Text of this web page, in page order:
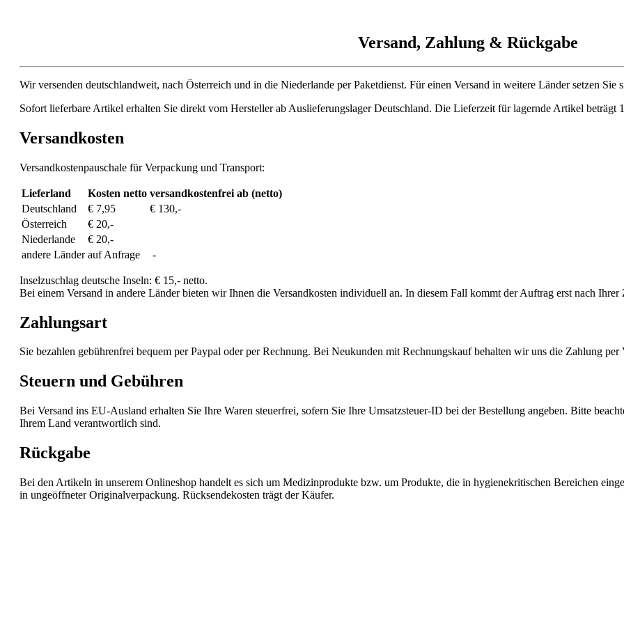
Versand, Zahlung & Rückgabe
Wir versenden deutschlandweit, nach Österreich und in die Niederlande per Paketdienst. Für einen Versand in weitere Länder setzen
Sofort lieferbare Artikel erhalten Sie direkt vom Hersteller ab Auslieferungslager Deutschland. Die Lieferzeit für lagernde Artikel
Versandkosten
Versandkostenpauschale für Verpackung und Transport:
Lieferland Kosten netto versandkostenfrei ab (netto)
Deutschland
€ 7,95
€ 130,-
Österreich
€ 20,-
Niederlande
€ 20,-
andere Länder auf Anfrage -
Inselzuschlag deutsche Inseln: € 15,- netto.
Bei einem Versand in andere Länder bieten wir Ihnen die Versandkosten individuell an. In diesem Fall kommt der Auftrag erst nach
Zahlungsart
Sie bezahlen gebührenfrei bequem per Paypal oder per Rechnung. Bei Neukunden mit Rechnungskauf behalten wir uns die Zahlung per
Steuern und Gebühren
Bei Versand ins EU-Ausland erhalten Sie Ihre Waren steuerfrei, sofern Sie Ihre Umsatzsteuer-ID bei der Bestellung angeben. Bitte
Ihrem Land verantwortlich sind.
Rückgabe
Bei den Artikeln in unserem Onlineshop handelt es sich um Medizinprodukte bzw. um Produkte, die in hygienekritischen Bereichen
in ungeöffneter Originalverpackung. Rücksendekosten trägt der Käufer.